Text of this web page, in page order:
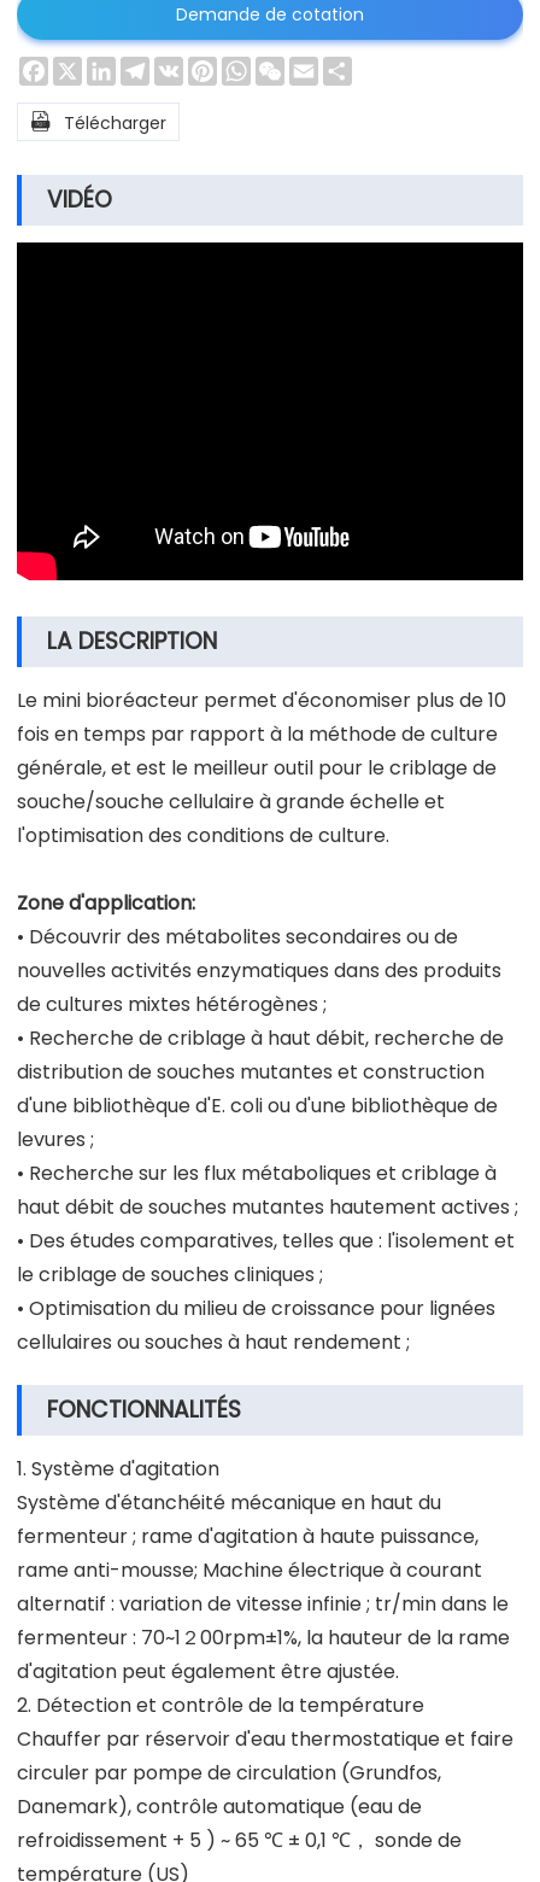
Demande de cotation
Facebook
X LinkedInTelegram
VK PinterestWhatsApp
WeChat
Email
 Télécharger
VIDÉO
LA DESCRIPTION
Le mini bioréacteur permet d'économiser plus de 10
fois en temps par rapport à la méthode de culture
générale, et est le meilleur outil pour le criblage de
souche/souche cellulaire à grande échelle et
l'optimisation des conditions de culture.
Zone d'application:
• Découvrir des métabolites secondaires ou de
nouvelles activités enzymatiques dans des produits
de cultures mixtes hétérogènes ;
• Recherche de criblage à haut débit, recherche de
distribution de souches mutantes et construction
d'une bibliothèque d'E. coli ou d'une bibliothèque de
levures ;
• Recherche sur les flux métaboliques et criblage à
haut débit de souches mutantes hautement actives ;
• Des études comparatives, telles que : l'isolement et
le criblage de souches cliniques ;
• Optimisation du milieu de croissance pour lignées
cellulaires ou souches à haut rendement ;
FONCTIONNALITÉS
1. Système d'agitation
Système d'étanchéité mécanique en haut du
fermenteur ; rame d'agitation à haute puissance,
rame anti-mousse; Machine électrique à courant
alternatif : variation de vitesse infinie ; tr/min dans le
fermenteur : 70~1２00rpm±1%, la hauteur de la rame
d'agitation peut également être ajustée.
2. Détection et contrôle de la température
Chauffer par réservoir d'eau thermostatique et faire
circuler par pompe de circulation (Grundfos,
Danemark), contrôle automatique (eau de
refroidissement + 5 ) ~ 65 ℃ ± 0,1 ℃， sonde de
température (US)